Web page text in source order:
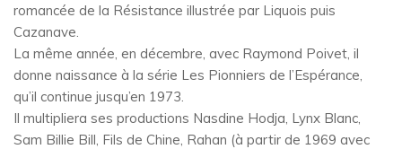
romancée de la Résistance illustrée par Liquois puis
Cazanave.
La même année, en décembre, avec Raymond Poivet, il
donne naissance à la série Les Pionniers de l’Espérance,
qu’il continue jusqu’en 1973.
Il multipliera ses productions Nasdine Hodja, Lynx Blanc,
Sam Billie Bill, Fils de Chine, Rahan (à partir de 1969 avec